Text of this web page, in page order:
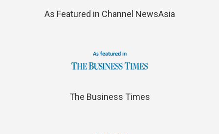
As Featured in Channel NewsAsia
The Business Times